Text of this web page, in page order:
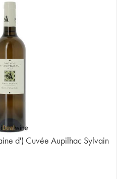
d') Cuvée Aupilhac Sylvain